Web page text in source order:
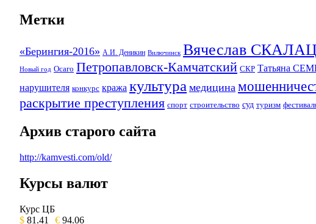
Метки
«Берингия-2016» А.И. Деникин Вилючинск Вячеслав
Новый год Осаго Петропавловск-Камчатский СКР Татьяна
нарушителя конкурс кража культура медицина
раскрытие преступления спорт строительство суд туризм
Архив старого сайта
http://kamvesti.com/old/
ОБЩЕСТВЕННО-ПОЛИТИЧЕСКОЕ
Курсы валют
Курс ЦБ
$ 81.41 € 94.06